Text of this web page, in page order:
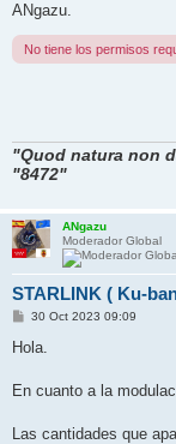
ANgazu.
No tiene los permisos
"Quod natura non
"8472"
ANgazu
Moderador Global
STARLINK ( Ku-
M
n
j
30 Oct 2023 09:09
Hola.
En cuanto a la
Las cantidades que